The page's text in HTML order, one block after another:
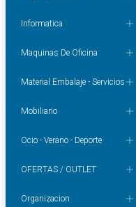
Informatica
Maquinas De Oficina
Material Embalaje - Servicios
Mobiliario
Ocio - Verano - Deporte
OFERTAS / OUTLET
Organizacion